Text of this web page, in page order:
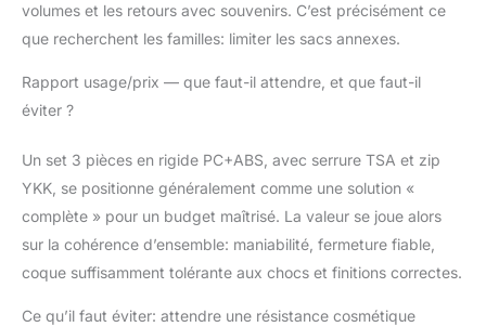
volumes et les retours avec souvenirs. C’est précisément ce
que recherchent les familles: limiter les sacs annexes.
Rapport usage/prix — que faut-il attendre, et que faut-il
éviter ?
Un set 3 pièces en rigide PC+ABS, avec serrure TSA et zip
YKK, se positionne généralement comme une solution «
complète » pour un budget maîtrisé. La valeur se joue alors
sur la cohérence d’ensemble: maniabilité, fermeture fiable,
coque suffisamment tolérante aux chocs et finitions correctes.
Ce qu’il faut éviter: attendre une résistance cosmétique